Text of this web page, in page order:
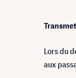
Trans
Lors du
aux